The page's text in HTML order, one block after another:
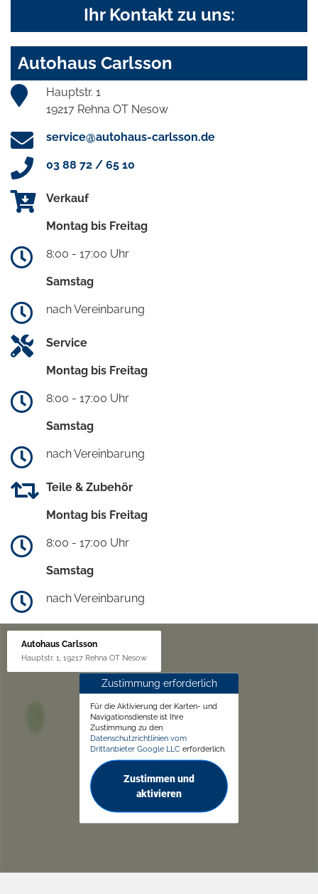
Ihr Kontakt zu uns:
Autohaus Carlsson
Hauptstr. 1
19217 Rehna OT Nesow
service@autohaus-carlsson.de
03 88 72 / 65 10
Verkauf
Montag bis Freitag
8:00 - 17:00 Uhr
Samstag
nach Vereinbarung
Service
Montag bis Freitag
8:00 - 17:00 Uhr
Samstag
nach Vereinbarung
Teile & Zubehör
Montag bis Freitag
8:00 - 17:00 Uhr
Samstag
nach Vereinbarung
Autohaus Carlsson
Hauptstr. 1, 19217 Rehna OT Nesow
Zustimmung erforderlich
Für die Aktivierung der Karten- und
Navigationsdienste ist Ihre
Zustimmung zu den
Datenschutzrichtlinien vom
Drittanbieter Google LLC erforderlich.
Zustimmen und
aktivieren